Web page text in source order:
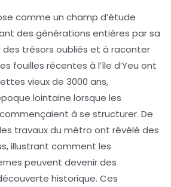
comme un champ d’étude
des générations entières par sa
des trésors oubliés et à raconter
fouilles récentes à l’île d’Yeu ont
vieux de 3000 ans,
lointaine lorsque les
à se structurer. De
travaux du métro ont révélé des
illustrant comment les
peuvent devenir des
historique. Ces